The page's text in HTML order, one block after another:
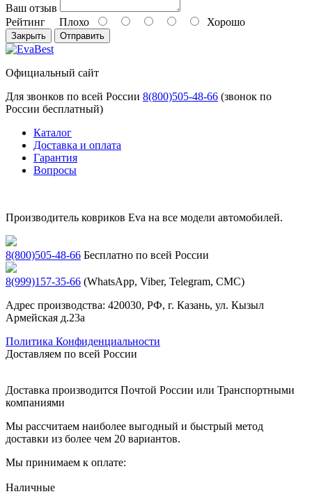
Ваш отзыв
Рейтинг Плохо Хорошо
Закрыть Отправить
Официальный сайт
Для звонков по всей России 8(800)505-48-66 (звонок по
России бесплатный)
Каталог
Доставка и оплата
Гарантия
Вопросы
Производитель ковриков Eva на все модели автомобилей.
8(800)505-48-66 Бесплатно по всей России
8(999)157-35-66 (WhatsApp, Viber, Telegram, СМС)
Адрес производства: 420030, РФ, г. Казань, ул. Кызыл
Армейская д.23а
Политика Конфиденциальности
Доставляем по всей России
Доставка производится Почтой России или Транспортными
компаниями
Мы рассчитаем наиболее выгодный и быстрый метод
доставки из более чем 20 вариантов.
Мы принимаем к оплате:
Наличные